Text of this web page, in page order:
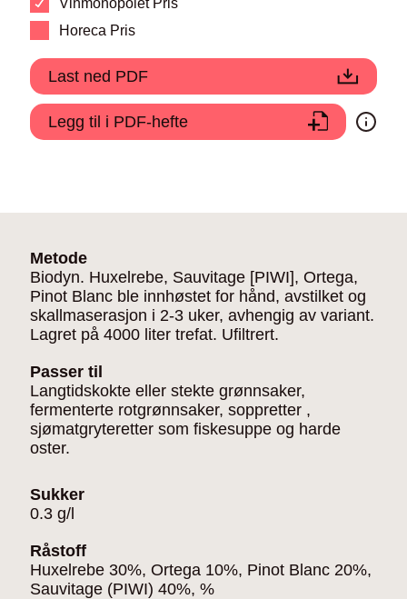
Vinmonopolet Pris
Horeca Pris
Last ned PDF
Legg til i PDF-hefte
Metode
Biodyn. Huxelrebe, Sauvitage [PIWI], Ortega,
Pinot Blanc ble innhøstet for hånd, avstilket og
skallmaserasjon i 2-3 uker, avhengig av variant.
Lagret på 4000 liter trefat. Ufiltrert.
Passer til
Langtidskokte eller stekte grønnsaker,
fermenterte rotgrønnsaker, soppretter ,
sjømatgryteretter som fiskesuppe og harde
oster.
Sukker
0.3 g/l
Råstoff
Huxelrebe 30%, Ortega 10%, Pinot Blanc 20%,
Sauvitage (PIWI) 40%, %